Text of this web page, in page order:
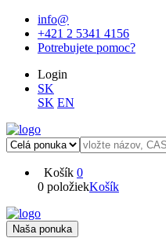
info@
+421 2 5341 4156
Potrebujete pomoc?
Login
SK
SK EN
Košík 0
0 položiekKošík
Naša ponuka